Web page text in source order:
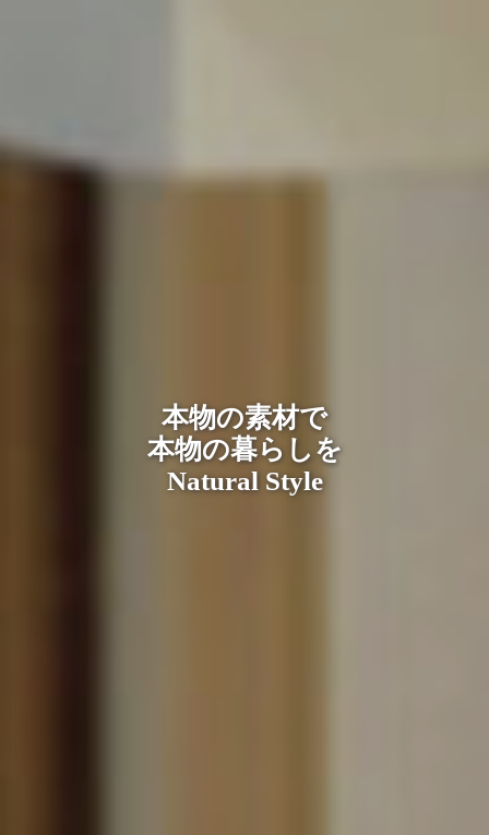
本物の素材で
本物の暮らしを
Natural Style